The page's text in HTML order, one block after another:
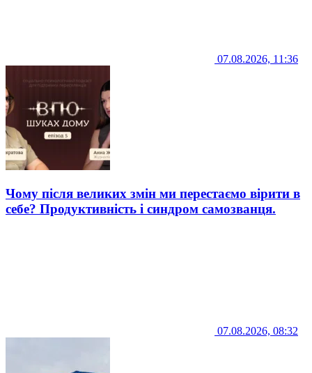
07.08.2026, 11:36
Чому після великих змін ми перестаємо вірити в
себе? Продуктивність і синдром самозванця.
07.08.2026, 08:32